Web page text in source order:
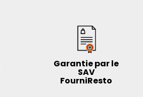
Garantie par le
SAV
FourniResto